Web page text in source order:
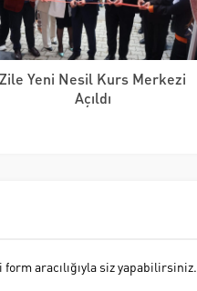
Zile Yeni Nesil Kurs Merkezi
Açıldı
aracılığıyla siz yapabilirsiniz.